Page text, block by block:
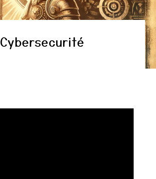
Cybersecurité